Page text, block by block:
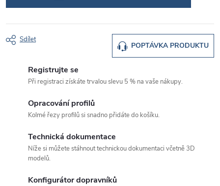
POPTÁVKA PRODUKTU
Sdílet
Registrujte se
Při registraci získáte trvalou slevu 5 % na vaše nákupy.
Opracování profilů
Kolmé řezy profilů si snadno přidáte do košíku.
Technická dokumentace
Níže si můžete stáhnout technickou dokumentaci včetně 3D
modelů.
Konfigurátor dopravníků